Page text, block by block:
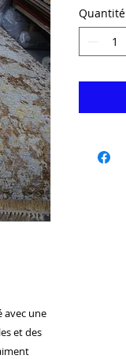
avec une
et des
Quantité